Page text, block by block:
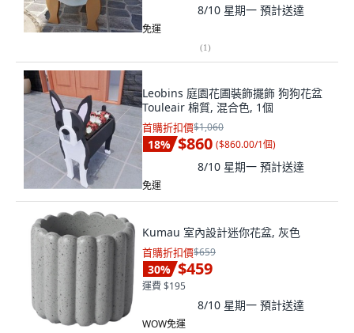
8/10 星期一 預計送達
免運
(1)
Leobins 庭園花圃裝飾擺飾 狗狗花盆
Touleair 棉質, 混合色, 1個
首購折扣價$1,060
18% $860 ($860.00/1個)
8/10 星期一 預計送達
免運
Kumau 室內設計迷你花盆, 灰色
首購折扣價$659
30% $459
運費 $195
8/10 星期一 預計送達
WOW免運